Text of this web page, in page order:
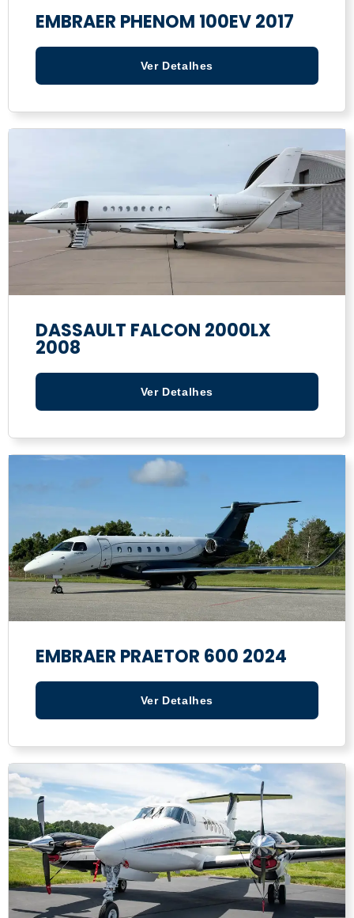
EMBRAER PHENOM 100EV 2017
Ver Detalhes
DASSAULT FALCON 2000LX
2008
Ver Detalhes
EMBRAER PRAETOR 600 2024
Ver Detalhes